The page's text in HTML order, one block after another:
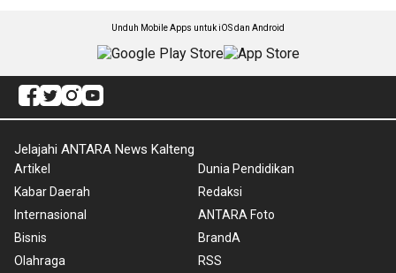
Unduh Mobile Apps untuk iOS dan Android
Jelajahi ANTARA News Kalteng
Artikel
Kabar Daerah
Internasional
Bisnis
Olahraga
Dunia Pendidikan
Redaksi
ANTARA Foto
BrandA
RSS